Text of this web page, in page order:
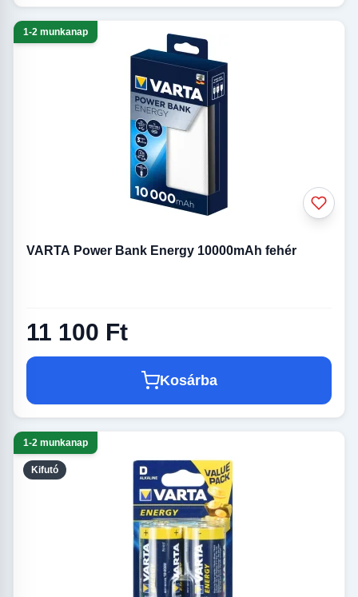
1-2 munkanap
VARTA Power Bank Energy 10000mAh fehér
11 100 Ft
Kosárba
Kifutó
1-2 munkanap